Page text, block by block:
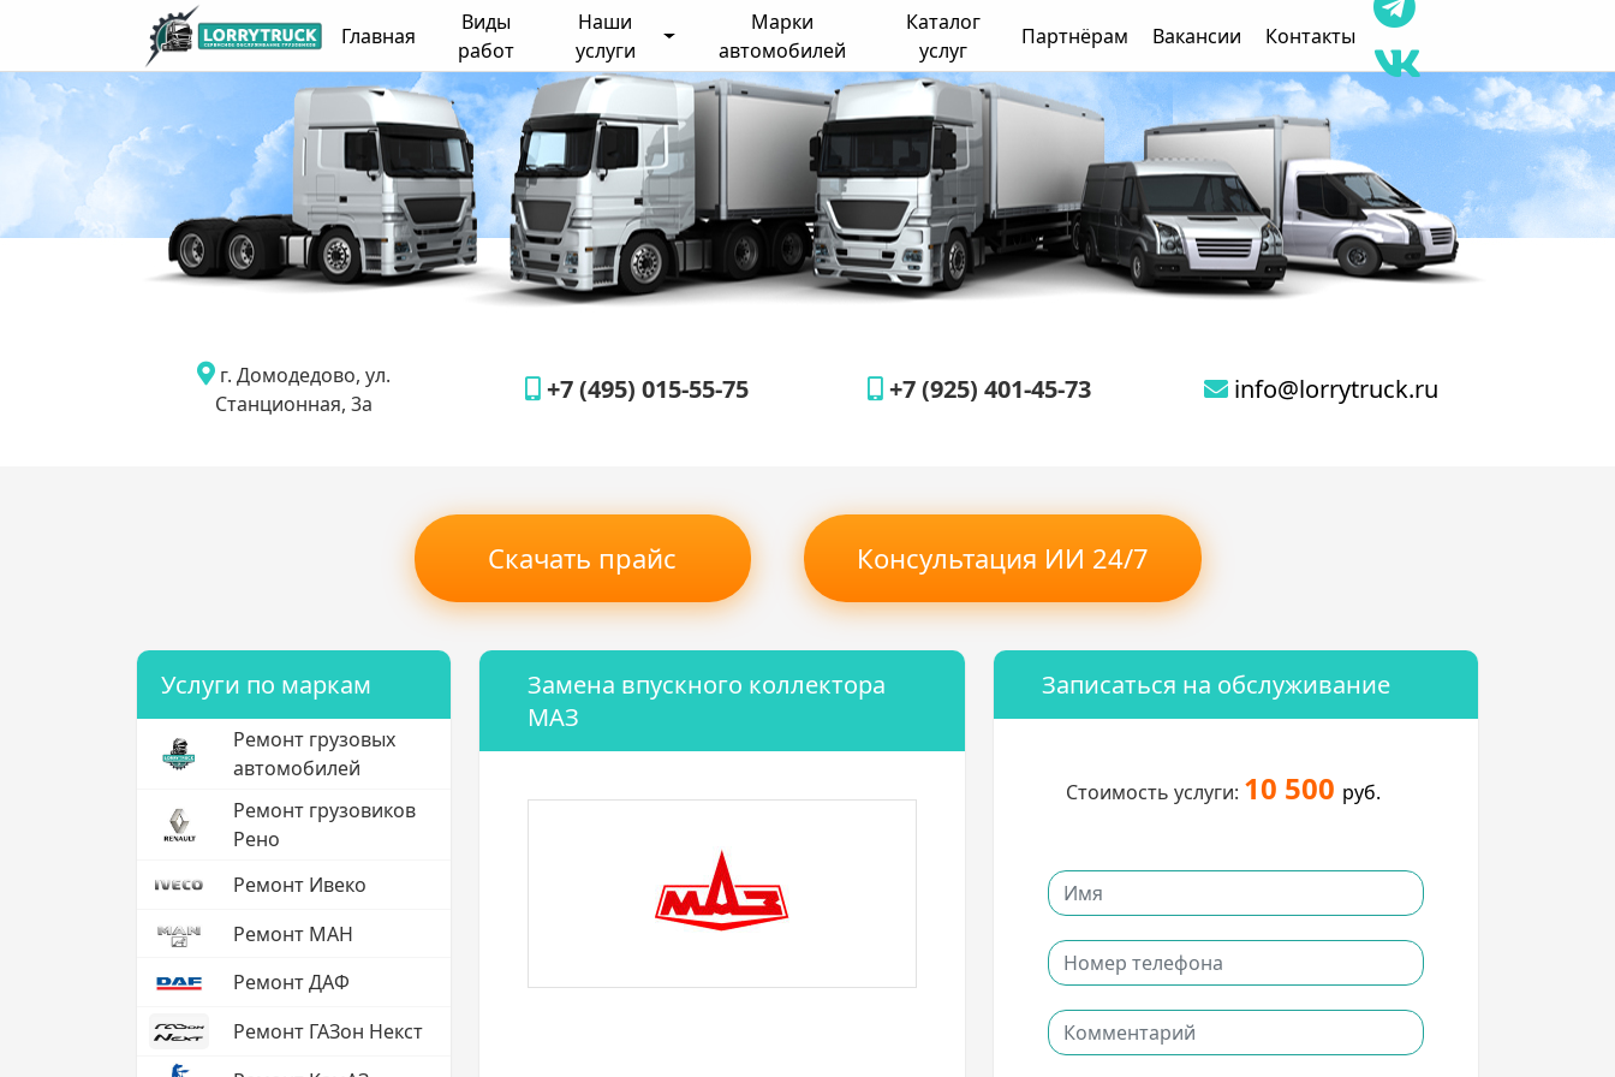
Главная
Виды
работ
Наши
услуги
Марки
автомобилей
Каталог
услуг
Партнёрам Вакансии Контакты
г. Домодедово, ул.
Станционная, 3а
+7 (495) 015-55-75 +7 (925) 401-45-73 info@lorrytruck.ru
Скачать прайс Консультация ИИ 24/7
Услуги по маркам
Ремонт грузовых
автомобилей
Ремонт грузовиков
Рено
Ремонт Ивеко
Ремонт МАН
Ремонт ДАФ
Ремонт ГАЗон Некст
Замена впускного коллектора
МАЗ
Записаться на обслуживание
Стоимость услуги: 10 500 руб.